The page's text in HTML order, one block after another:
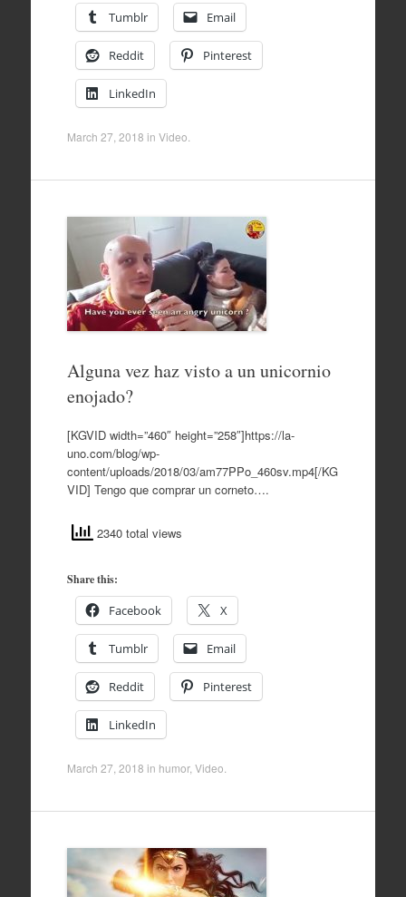
Tumblr Email
Reddit Pinterest
LinkedIn
March 27, 2018 in Video
Alguna vez haz visto a un unicornio
enojado?
[KGVID width=”460″ height=”258″]https://la-
uno.com/blog/wp-
content/uploads/2018/03/am77PPo_460sv.mp4[/KG
VID] Tengo que comprar un corneto….
2340 total views
Share this:
Facebook X
Tumblr Email
Reddit Pinterest
LinkedIn
March 27, 2018 in humor, Video